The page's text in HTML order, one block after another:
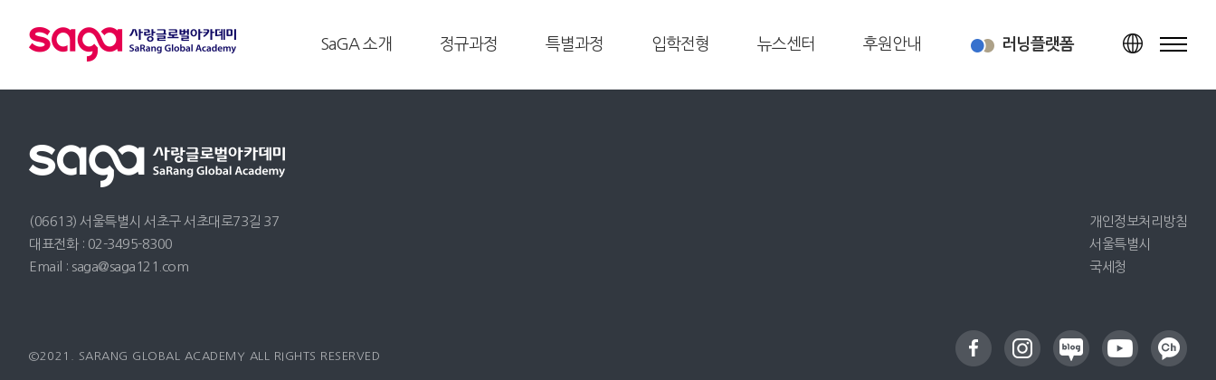
SaGA 소개 정규과정 특별과정 입학전형 뉴스센터 후원안내 러닝플랫폼 TOP
(06613) 서울특별시 서초구 서초대로73길 37
대표전화 : 02-3495-8300
Email : saga@saga121.com
개인정보처리방침
서울특별시
국세청
©2021. SARANG GLOBAL ACADEMY ALL RIGHTS RESERVED